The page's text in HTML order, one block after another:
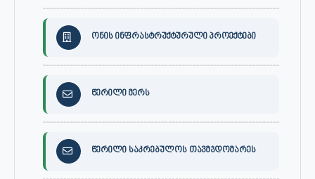
ონის ინფრასტრუქტურული პროექტები
წერილი მერს
წერილი საკრებულოს თავმჯდომარეს